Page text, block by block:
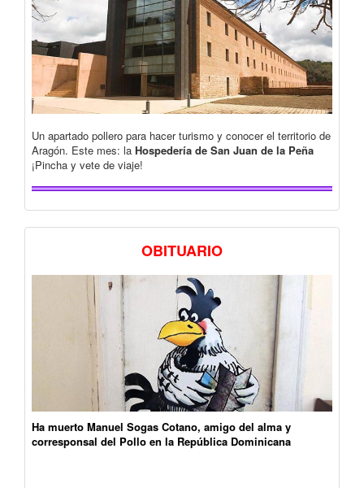
Un apartado pollero para hacer turismo y conocer el territorio de
Aragón. Este mes: la Hospedería de San Juan de la Peña
¡Pincha y vete de viaje!
OBITUARIO
Ha muerto Manuel Sogas Cotano, amigo del alma y
corresponsal del Pollo en la República Dominicana